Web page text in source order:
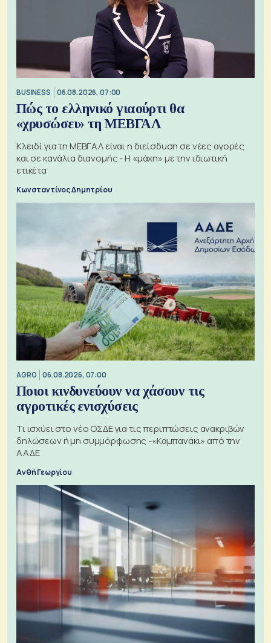
BUSINESS 06.08.2026, 07:00
Πώς το ελληνικό γιαούρτι θα
«χρυσώσει» τη ΜΕΒΓΑΛ
Κλειδί για τη ΜΕΒΓΑΛ είναι η διείσδυση σε νέες αγορές
και σε κανάλια διανομής - Η «μάχη» με την ιδιωτική
ετικέτα
Κωνσταντίνος Δημητρίου
AGRO 06.08.2026, 07:00
Ποιοι κινδυνεύουν να χάσουν τις
αγροτικές ενισχύσεις
Τι ισχύει στο νέο ΟΣΔΕ για τις περιπτώσεις ανακριβών
δηλώσεων ή μη συμμόρφωσης -«Καμπανάκι» από την
ΑΑΔΕ
Ανθή Γεωργίου